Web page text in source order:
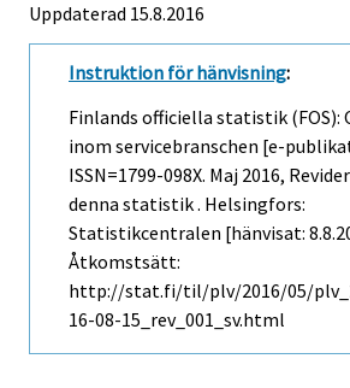
Uppdaterad 15.8.2016
Instruktion för hänvisning:
Finlands officiella statistik (FOS):
inom servicebranschen [e-
ISSN=1799-098X. Maj 2016,
denna statistik . Helsingfors:
Statistikcentralen [hänvisat:
Åtkomstsätt:
http://stat.fi/til/plv/2016/05/
16-08-15_rev_001_sv.html